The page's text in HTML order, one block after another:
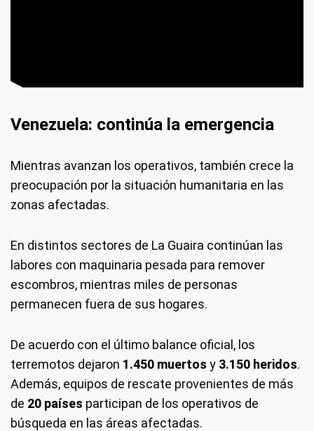
Venezuela: continúa la emergencia
Mientras avanzan los operativos, también crece la
preocupación por la situación humanitaria en las
zonas afectadas.
En distintos sectores de La Guaira continúan las
labores con maquinaria pesada para remover
escombros, mientras miles de personas
permanecen fuera de sus hogares.
De acuerdo con el último balance oficial, los
terremotos dejaron 1.450 muertos y 3.150 heridos.
Además, equipos de rescate provenientes de más
de 20 países participan de los operativos de
búsqueda en las áreas afectadas.